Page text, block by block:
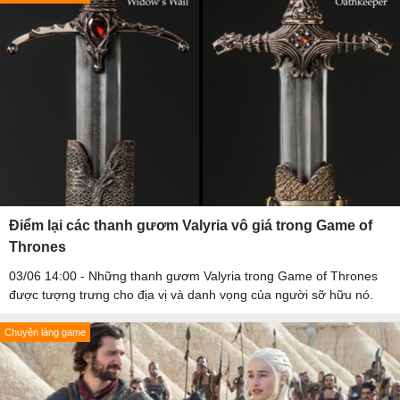
Điểm lại các thanh gươm Valyria vô giá trong Game of
Thrones
03/06 14:00 - Những thanh gươm Valyria trong Game of Thrones
được tượng trưng cho địa vị và danh vọng của người sỡ hữu nó.
Chuyện làng game